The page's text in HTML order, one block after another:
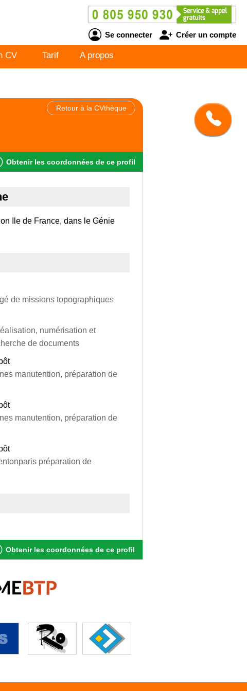
Se connecter Créer un compte
CV Tarif A propos
Retour à la CVthèque
Obtenir les coordonnées de ce profil
Ile de France, dans le Génie
de missions topographiques
numérisation et
de documents
manutention, préparation de
manutention, préparation de
préparation de
Obtenir les coordonnées de ce profil